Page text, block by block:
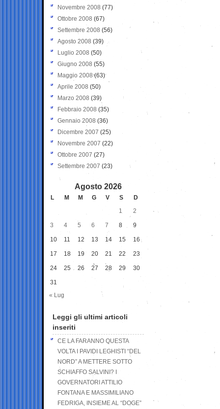
Novembre 2008 (77)
Ottobre 2008 (67)
Settembre 2008 (56)
Agosto 2008 (39)
Luglio 2008 (50)
Giugno 2008 (55)
Maggio 2008(63)
Aprile 2008 (50)
Marzo 2008 (39)
Febbraio 2008 (35)
Gennaio 2008 (36)
Dicembre 2007 (25)
Novembre 2007 (22)
Ottobre 2007 (27)
Settembre 2007 (23)
Agosto 2026
L M M G V S
D
1
2
3 4 5 6 7 8 9
10 11 12 13 14 15 16
17 18 19 20 21 22 23
24 25 26 27 28 29 30
31
« Lug
Leggi gli ultimi articoli
inseriti
CE LA FARANNO QUESTA
VOLTA I PAVIDI LEGHISTI “DEL
NORD” A METTERE SOTTO
SCHIAFFO SALVINI? I
GOVERNATORI ATTILIO
FONTANA E MASSIMILIANO
FEDRIGA, INSIEME AL “DOGE”